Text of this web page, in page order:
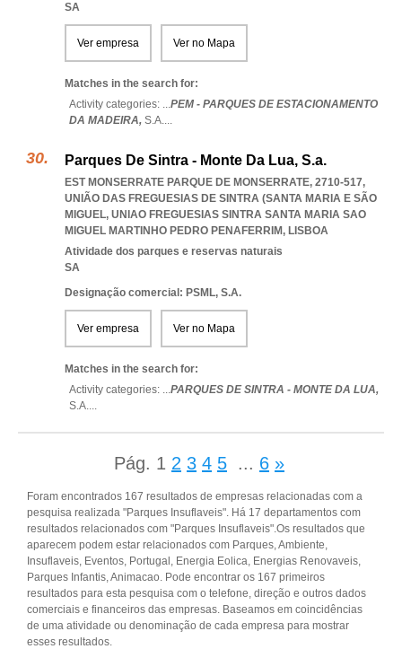
SA
Ver empresa Ver no Mapa
Matches in the search for:
Activity categories: ...PEM - PARQUES DE ESTACIONAMENTO
DA MADEIRA, S.A....
Parques De Sintra - Monte Da Lua, S.a.
EST MONSERRATE PARQUE DE MONSERRATE, 2710-517,
UNIÃO DAS FREGUESIAS DE SINTRA (SANTA MARIA E SÃO
MIGUEL, UNIAO FREGUESIAS SINTRA SANTA MARIA SAO
MIGUEL MARTINHO PEDRO PENAFERRIM, LISBOA
Atividade dos parques e reservas naturais
SA
Designação comercial: PSML, S.A.
Ver empresa Ver no Mapa
Matches in the search for:
Activity categories: ...PARQUES DE SINTRA - MONTE DA LUA,
S.A....
Pág. 1 2 3 4 5 ... 6 »
Foram encontrados 167 resultados de empresas relacionadas com a
pesquisa realizada "Parques Insuflaveis". Há 17 departamentos com
resultados relacionados com "Parques Insuflaveis".Os resultados que
aparecem podem estar relacionados com Parques, Ambiente,
Insuflaveis, Eventos, Portugal, Energia Eolica, Energias Renovaveis,
Parques Infantis, Animacao. Pode encontrar os 167 primeiros
resultados para esta pesquisa com o telefone, direção e outros dados
comerciais e financeiros das empresas. Baseamos em coincidências
de uma atividade ou denominação de cada empresa para mostrar
esses resultados.